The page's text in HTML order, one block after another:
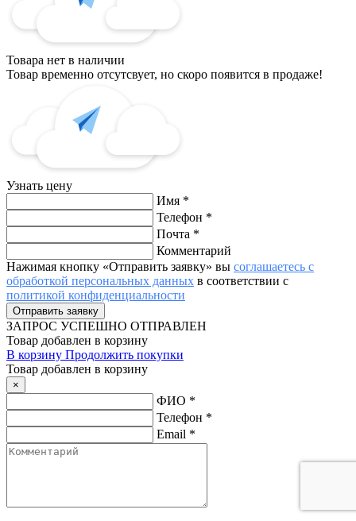
Товара нет в наличии
Товар временно отсутсвует, но скоро появится в продаже!
Узнать цену
Имя *
Телефон *
Почта *
Комментарий
Нажимая кнопку «Отправить заявку» вы соглашаетесь с
обработкой персональных данных в соответствии с
политикой конфиденциальности
ЗАПРОС УСПЕШНО ОТПРАВЛЕН
Товар добавлен в корзину
В корзину Продолжить покупки
Товар добавлен в корзину
×
ФИО *
Телефон *
Email *